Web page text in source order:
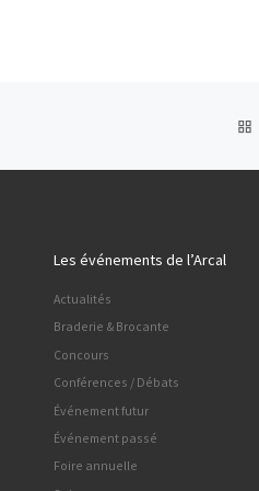
Les événements de l’Arcal
Actualités
Braderie & Brocante
Concours
Conférences / Débats
Événement futur
Événement passé
Foire annuelle